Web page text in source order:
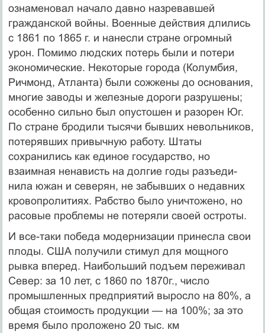
ознаменовал на­чало давно назревавшей
гражданской войны. Военные действия длились
с 1861 по 1865 г. и нанесли стране огромный
урон. Помимо людских потерь были и поте­ри
экономические. Некоторые города (Колумбия,
Рич­монд, Атланта) были сожжены до основания,
многие заводы и железные дороги разрушены;
особенно силь­но был опустошен и разорен Юг.
По стране бродили тысячи бывших невольников,
потерявших привыч­ную работу. Штаты
сохранились как единое государ­ство, но
взаимная ненависть на долгие годы разъеди­
нила южан и северян, не забывших о недавних
крово­пролитиях. Рабство было уничтожено, но
расовые проблемы не потеряли своей остроты.
И все-таки победа модернизации принесла свои
плоды. США получили стимул для мощного
рывка вперед. Наибольший подъем переживал
Север: за 10 лет, с 1860 по 1870г., число
промышленных пред­приятий выросло на 80%, а
общая стоимость продук­ции — на 100%; за это
время было проложено 20 тыс. км